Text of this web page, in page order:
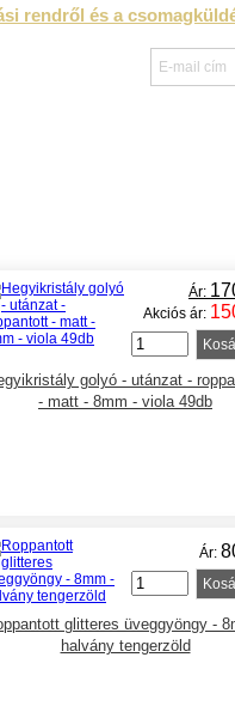
rendről és a
Ár:
Akciós ár:
golyó - utánzat -
- matt - 8mm - viola 49db
Ár:
glitteres üveggyöngy -
halvány tengerzöld